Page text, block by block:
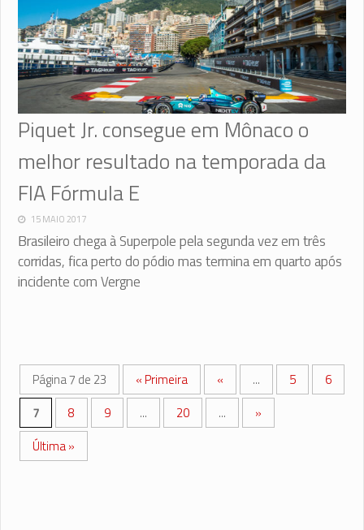
Piquet Jr. consegue em Mônaco o
melhor resultado na temporada da
FIA Fórmula E
15 MAIO 2017
Brasileiro chega à Superpole pela segunda vez em três
corridas, fica perto do pódio mas termina em quarto após
incidente com Vergne
Página 7 de 23 « Primeira « ... 5
6
7
8 9 ... 20 ...
»
Última »